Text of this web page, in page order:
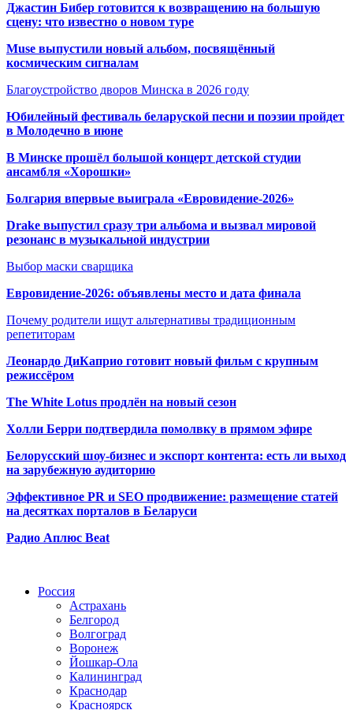
Джастин Бибер готовится к возвращению на большую
сцену: что известно о новом туре
Muse выпустили новый альбом, посвящённый
космическим сигналам
Благоустройство дворов Минска в 2026 году
Юбилейный фестиваль беларуской песни и поэзии пройдет
в Молодечно в июне
В Минске прошёл большой концерт детской студии
ансамбля «Хорошки»
Болгария впервые выиграла «Евровидение-2026»
Drake выпустил сразу три альбома и вызвал мировой
резонанс в музыкальной индустрии
Выбор маски сварщика
Евровидение-2026: объявлены место и дата финала
Почему родители ищут альтернативы традиционным
репетиторам
Леонардо ДиКаприо готовит новый фильм с крупным
режиссёром
The White Lotus продлён на новый сезон
Холли Берри подтвердила помолвку в прямом эфире
Белорусский шоу-бизнес и экспорт контента: есть ли выход
на зарубежную аудиторию
Эффективное PR и SEO продвижение: размещение статей
на десятках порталов в Беларуси
Радио Аплюс Beat
Россия
Астрахань
Белгород
Волгоград
Воронеж
Йошкар-Ола
Калининград
Краснодар
Красноярск